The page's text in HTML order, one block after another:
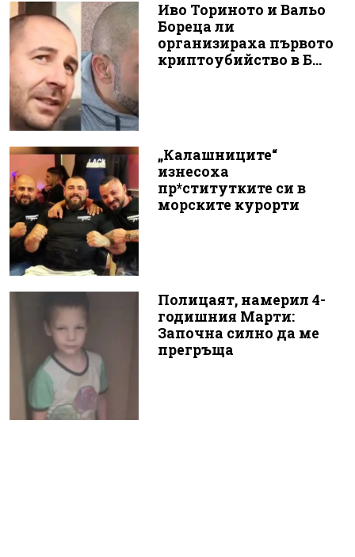
Иво Ториното и Вальо
Бореца ли
организираха първото
криптоубийство в Б...
„Калашниците“
изнесоха
пр*ститутките си в
морските курорти
Полицаят, намерил 4-
годишния Марти:
Започна силно да ме
прегръща